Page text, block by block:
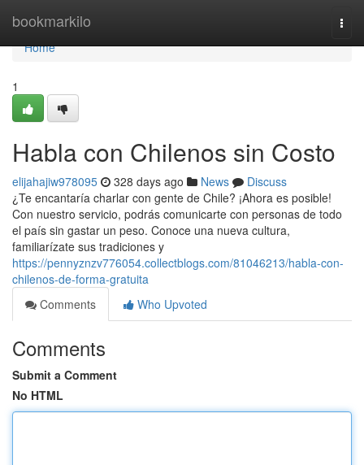
bookmarkilo
Home
Home
1
Habla con Chilenos sin Costo
elijahajiw978095 328 days ago News
Discuss
¿Te encantaría charlar con gente de Chile? ¡Ahora es posible!
Con nuestro servicio, podrás comunicarte con personas de todo
el país sin gastar un peso. Conoce una nueva cultura,
familiarízate sus tradiciones y
https://pennyznzv776054.collectblogs.com/81046213/habla-con-
chilenos-de-forma-gratuita
Comments
Who Upvoted
Comments
Submit a Comment
No HTML